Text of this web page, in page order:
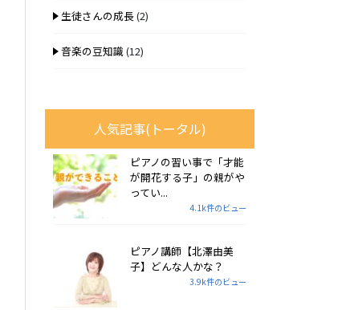
生徒さんの成長(2)
音楽の豆知識(12)
人気記事(トータル)
ピアノの習い事で「才能
が開花する子」の親がや
ってい...
4.1k件のビュー
ピアノ講師【北澤由美
子】どんな人かな？
3.9k件のビュー